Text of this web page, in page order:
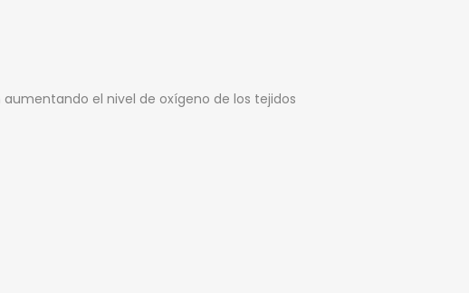
el nivel de oxígeno de los tejidos